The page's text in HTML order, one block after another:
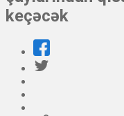
keçəcək